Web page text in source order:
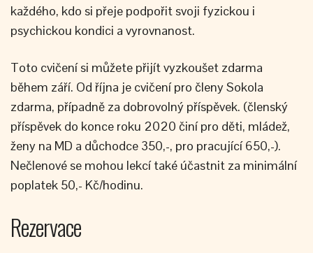
každého, kdo si přeje podpořit svoji fyzickou i
psychickou kondici a vyrovnanost.
Toto cvičení si můžete přijít vyzkoušet zdarma
během září. Od října je cvičení pro členy Sokola
zdarma, případně za dobrovolný příspěvek. (členský
příspěvek do konce roku 2020 činí pro děti, mládež,
ženy na MD a důchodce 350,-, pro pracující 650,-).
Nečlenové se mohou lekcí také účastnit za minimální
poplatek 50,- Kč/hodinu.
Rezervace